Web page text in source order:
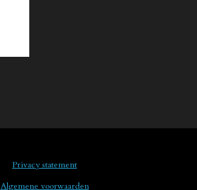
Privacy statement
Algemene voorwaarden